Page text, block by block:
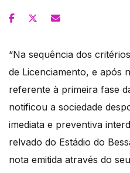
“Na sequência dos
de Licenciamento, e após
referente à primeira fase
notificou a sociedade
imediata e preventiva
relvado do Estádio do
nota emitida através do